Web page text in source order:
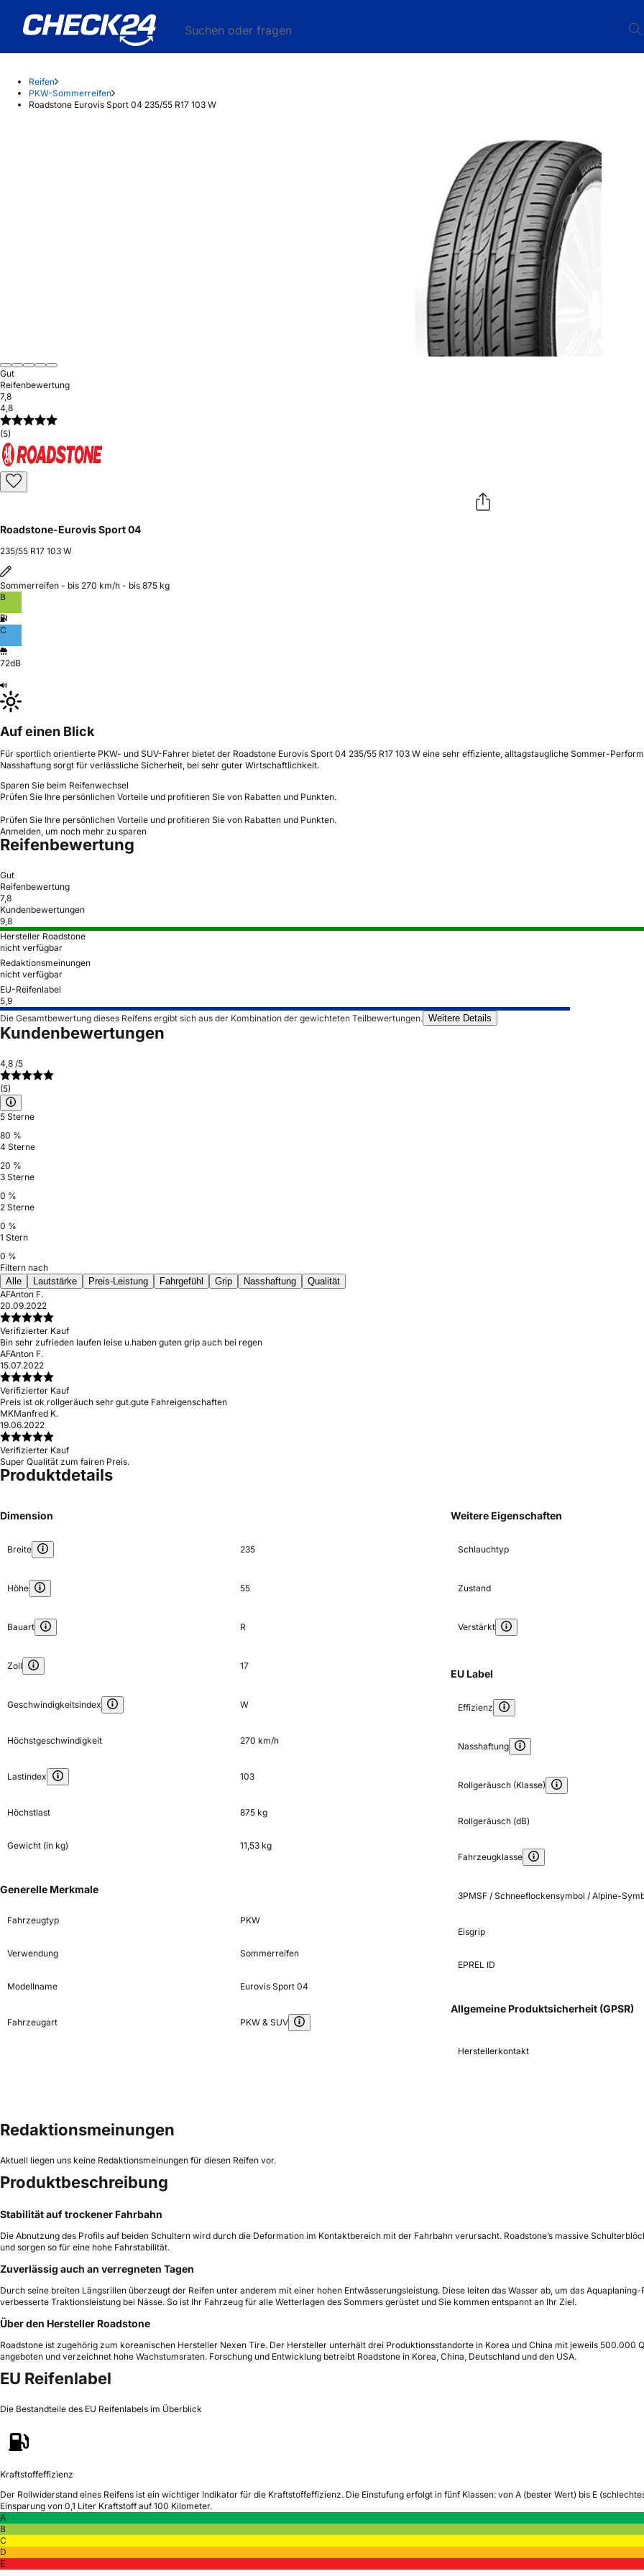
Suchen oder fragen
Reifen
PKW-Sommerreifen
Roadstone Eurovis Sport 04 235/55 R17 103 W
Gut
Reifenbewertung
7,8
4,8
(5)
Roadstone-Eurovis Sport 04
235/55 R17 103 W
Sommerreifen - bis 270 km/h - bis 875 kg
B
C
72dB
Auf einen Blick
Für sportlich orientierte PKW- und SUV-Fahrer bietet der Roadstone Eurovis Sport 04 235/55 R17 103 W eine sehr effiziente, alltagstaugliche Sommer-
Nasshaftung sorgt für verlässliche Sicherheit, bei sehr guter Wirtschaftlichkeit.
Sparen Sie beim Reifenwechsel
Prüfen Sie Ihre persönlichen Vorteile und profitieren Sie von Rabatten und Punkten.
Prüfen Sie Ihre persönlichen Vorteile und profitieren Sie von Rabatten und Punkten.
Anmelden, um noch mehr zu sparen
Reifenbewertung
Gut
Reifenbewertung
7,8
Kundenbewertungen
9,8
Hersteller Roadstone
nicht verfügbar
Redaktionsmeinungen
nicht verfügbar
EU-Reifenlabel
5,9
Die Gesamtbewertung dieses Reifens ergibt sich aus der Kombination der gewichteten Teilbewertungen. Weitere Details
Kundenbewertungen
4,8 /5
(5)
5 Sterne
80 %
4 Sterne
20 %
3 Sterne
0 %
2 Sterne
0 %
1 Stern
0 %
Filtern nach
Alle
Lautstärke Preis-Leistung Fahrgefühl Grip Nasshaftung
Qualität
AFAnton F.
20.09.2022
Verifizierter Kauf
Bin sehr zufrieden laufen leise u.haben guten grip auch bei regen
AFAnton F.
15.07.2022
Verifizierter Kauf
Preis ist ok rollgeräuch sehr gut.gute Fahreigenschaften
MKManfred K.
19.06.2022
Verifizierter Kauf
Super Qualität zum fairen Preis.
Produktdetails
Dimension
Breite 235
Höhe 55
Bauart R
Zoll 17
Geschwindigkeitsindex W
Höchstgeschwindigkeit 270 km/h
Lastindex 103
Höchstlast 875 kg
Gewicht (in kg) 11,53 kg
Generelle Merkmale
Fahrzeugtyp PKW
Verwendung Sommerreifen
Modellname Eurovis Sport 04
Fahrzeugart PKW & SUV
Weitere Eigenschaften
Schlauchtyp
Zustand
Verstärkt
EU Label
Effizienz
Nasshaftung
Rollgeräusch (Klasse)
Rollgeräusch (dB)
Fahrzeugklasse
3PMSF / Schneeflockensymbol / Alpine-
Eisgrip
EPREL ID
Allgemeine Produktsicherheit (GPSR)
Herstellerkontakt
Redaktionsmeinungen
Aktuell liegen uns keine Redaktionsmeinungen für diesen Reifen vor.
Produktbeschreibung
Stabilität auf trockener Fahrbahn
Die Abnutzung des Profils auf beiden Schultern wird durch die Deformation im Kontaktbereich mit der Fahrbahn verursacht. Roadstone’s massive
und sorgen so für eine hohe Fahrstabilität.
Zuverlässig auch an verregneten Tagen
Durch seine breiten Längsrillen überzeugt der Reifen unter anderem mit einer hohen Entwässerungsleistung. Diese leiten das Wasser ab, um das
verbesserte Traktionsleistung bei Nässe. So ist Ihr Fahrzeug für alle Wetterlagen des Sommers gerüstet und Sie kommen entspannt an Ihr Ziel.
Über den Hersteller Roadstone
Roadstone ist zugehörig zum koreanischen Hersteller Nexen Tire. Der Hersteller unterhält drei Produktionsstandorte in Korea und China mit jeweils
angeboten und verzeichnet hohe Wachstumsraten. Forschung und Entwicklung betreibt Roadstone in Korea, China, Deutschland und den USA.
EU Reifenlabel
Die Bestandteile des EU Reifenlabels im Überblick
Kraftstoffeffizienz
Der Rollwiderstand eines Reifens ist ein wichtiger Indikator für die Kraftstoffeffizienz. Die Einstufung erfolgt in fünf Klassen: von A (bester Wert) bis E
Einsparung von 0,1 Liter Kraftstoff auf 100 Kilometer.
A
B
C
D
E